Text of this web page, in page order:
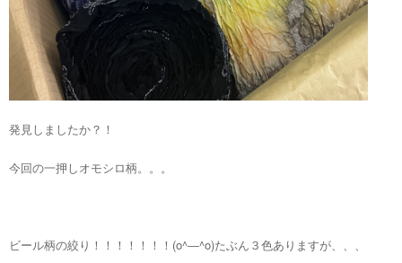
発見しましたか？！
今回の一押しオモシロ柄。。。
ビール柄の絞り！！！！！！！(o^―^o)たぶん３色ありますが、、、